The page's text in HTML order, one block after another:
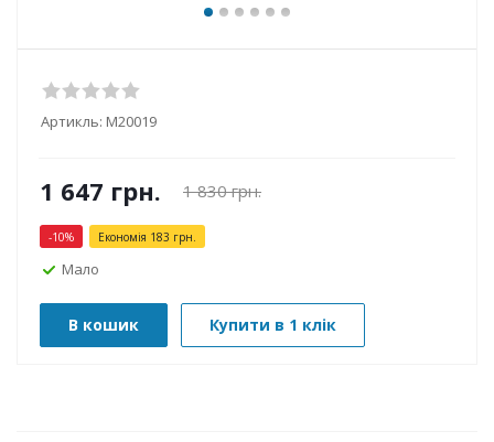
Артикль: М20019
1 647 грн. 1 830грн.
-10% Економія 183 грн.
Мало
В кошик Купити в 1 клік